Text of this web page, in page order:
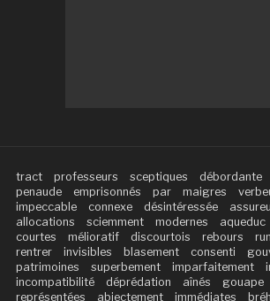
tract professeurs sceptiques débordante
penaude
emprisonnés par maigres
impeccable
connexe désintéressée
allocations
sciemment modernes aqueduc
courtes
mélioratif discourtois rebours
rentrer
invisibles blasement consenti
patrimoines
superbement imparfaitement
incompatibilité
déprédation aînés gouape
représentées
abjectement immédiates